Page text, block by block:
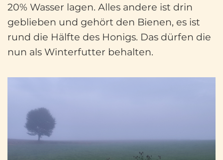
20% Wasser lagen. Alles andere ist drin
geblieben und gehört den Bienen, es ist
rund die Hälfte des Honigs. Das dürfen die
nun als Winterfutter behalten.